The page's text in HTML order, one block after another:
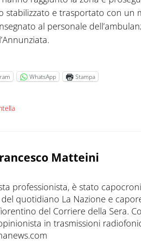
stabilizzato e trasportato con un
al personale
WhatsApp Stampa
Matteini
professionista, è stato
quotidiano La Nazione e
del Corriere della Sera.
in trasmissioni